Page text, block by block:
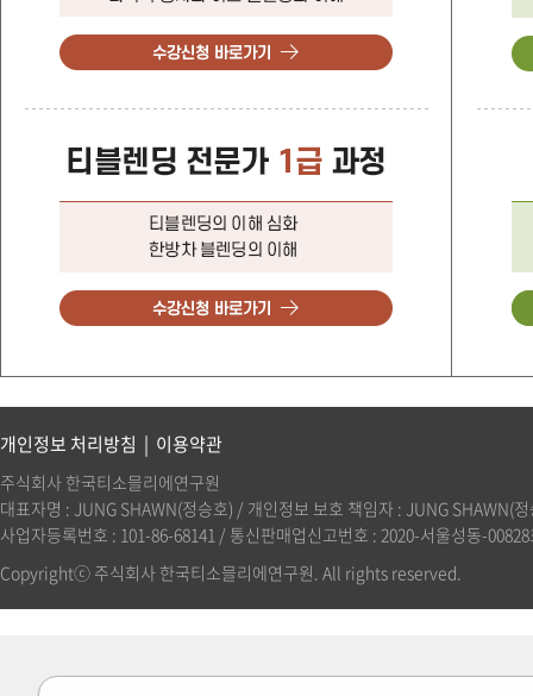
개인정보 처리방침 | 이용약관
주식회사 한국티소믈리에연구원
대표자명 : JUNG SHAWN(정승호) / 개인정보 보호 책임자 : JUNG
사업자등록번호 : 101-86-68141 / 통신판매업신고번호 : 2020-서울성동-
Copyrightⓒ 주식회사 한국티소믈리에연구원. All rights reserved.